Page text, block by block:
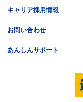
媒介契約
売却活動
売却諸費用
物件資料の読み方 1
物件資料の読み方 2
現地見学のポイント
キャリア採用情報
お問い合わせ
あんしんサポート